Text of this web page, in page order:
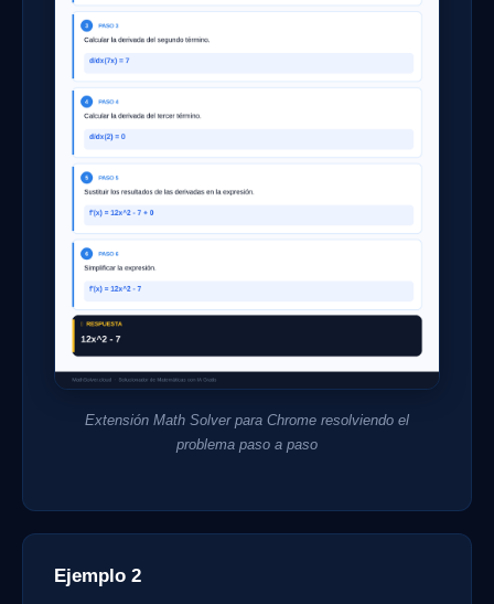
Extensión Math Solver para Chrome resolviendo el
problema paso a paso
Ejemplo 2